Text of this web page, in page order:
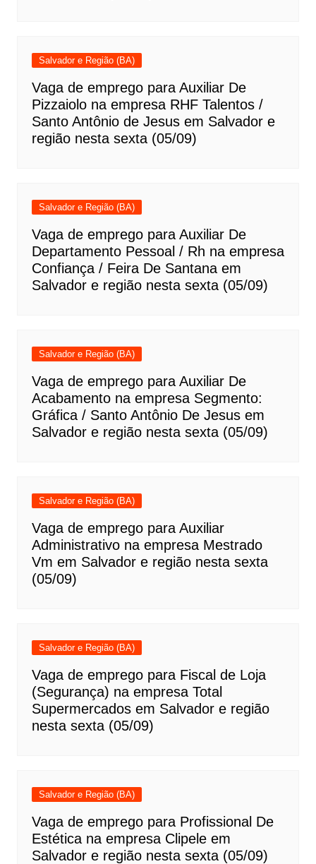
Salvador e Região (BA)
Vaga de emprego para Auxiliar De
Pizzaiolo na empresa RHF Talentos /
Santo Antônio de Jesus em Salvador e
região nesta sexta (05/09)
Salvador e Região (BA)
Vaga de emprego para Auxiliar De
Departamento Pessoal / Rh na empresa
Confiança / Feira De Santana em
Salvador e região nesta sexta (05/09)
Salvador e Região (BA)
Vaga de emprego para Auxiliar De
Acabamento na empresa Segmento:
Gráfica / Santo Antônio De Jesus em
Salvador e região nesta sexta (05/09)
Salvador e Região (BA)
Vaga de emprego para Auxiliar
Administrativo na empresa Mestrado
Vm em Salvador e região nesta sexta
(05/09)
Salvador e Região (BA)
Vaga de emprego para Fiscal de Loja
(Segurança) na empresa Total
Supermercados em Salvador e região
nesta sexta (05/09)
Salvador e Região (BA)
Vaga de emprego para Profissional De
Estética na empresa Clipele em
Salvador e região nesta sexta (05/09)